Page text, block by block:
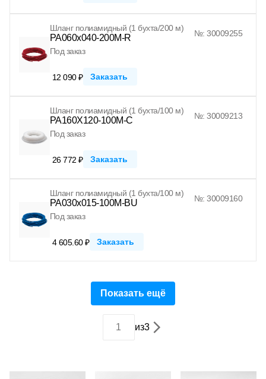
Шланг полиамидный (1 бухта/200 м)
PA060x040-200M-R
№: 30009255
Под заказ
12 090 ₽ Заказать
Шланг полиамидный (1 бухта/100 м)
PA160X120-100M-C
№: 30009213
Под заказ
26 772 ₽ Заказать
Шланг полиамидный (1 бухта/100 м)
PA030x015-100M-BU
№: 30009160
Под заказ
4 605.60 ₽ Заказать
Показать ещё
из3